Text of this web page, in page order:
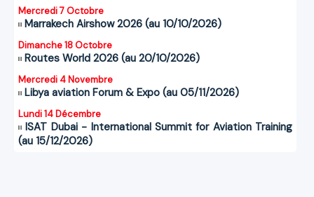
Mercredi 7 Octobre
Marrakech Airshow 2026 (au 10/10/2026)
Dimanche 18 Octobre
Routes World 2026 (au 20/10/2026)
Mercredi 4 Novembre
Libya aviation Forum & Expo (au 05/11/2026)
Lundi 14 Décembre
ISAT Dubai - International Summit for Aviation Training
(au 15/12/2026)